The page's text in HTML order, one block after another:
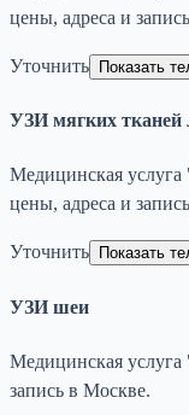
цены, адреса и
Уточнить Показать
УЗИ мягких тканей
Медицинская
цены, адреса и
Уточнить Показать
УЗИ шеи
Медицинская
запись в Москве.